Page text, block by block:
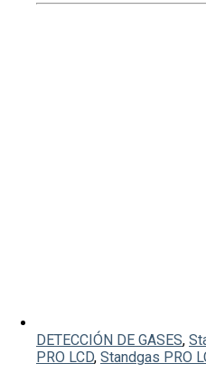
DETECCIÓN DE GASES,
PRO LCD, Standgas PRO